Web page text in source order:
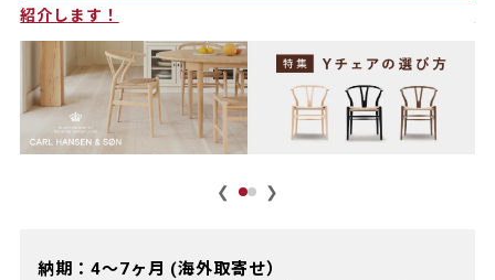
紹介します！
❮ ❯
納期：4～7ヶ月 (海外取寄せ）